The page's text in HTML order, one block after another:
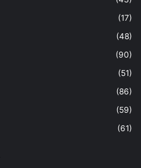
(17)
(48)
(90)
(51)
(86)
(59)
(61)